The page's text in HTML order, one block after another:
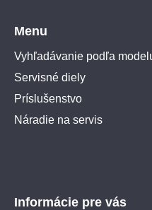
Menu
Vyhľadávanie podľa
Servisné diely
Príslušenstvo
Náradie na servis
Informácie pre vás